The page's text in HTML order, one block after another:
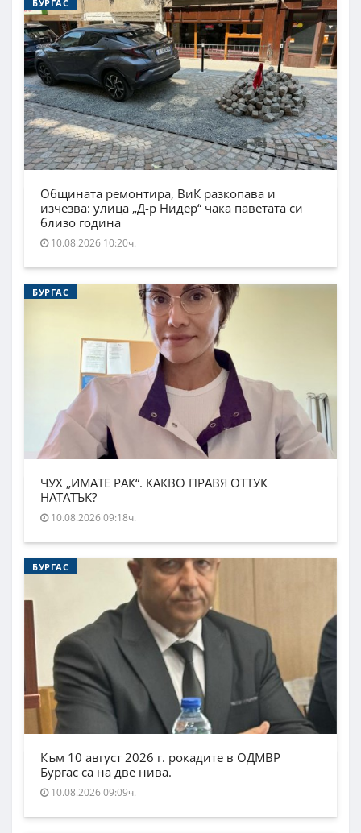
БУРГАС
Общината ремонтира, ВиК разкопава и
изчезва: улица „Д-р Нидер“ чака паветата си
близо година
10.08.2026 10:20ч.
БУРГАС
ЧУХ „ИМАТЕ РАК“. КАКВО ПРАВЯ ОТТУК
НАТАТЪК?
10.08.2026 09:18ч.
БУРГАС
Към 10 август 2026 г. рокадите в ОДМВР
Бургас са на две нива.
10.08.2026 09:09ч.